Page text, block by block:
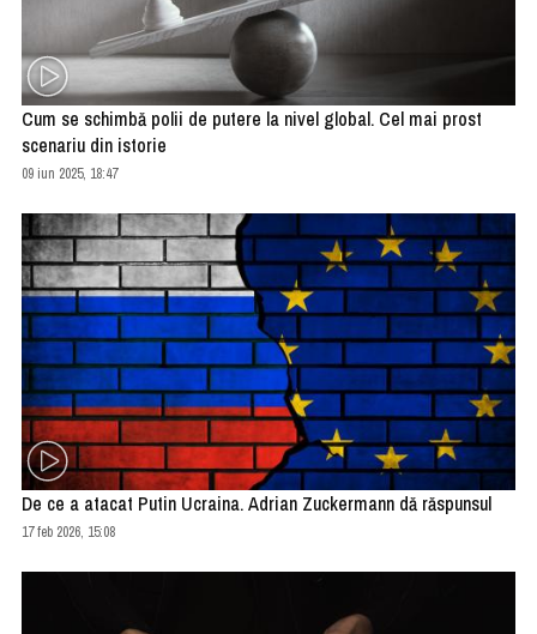
Cum se schimbă polii de putere la nivel global. Cel mai prost
scenariu din istorie
09 iun 2025, 18:47
De ce a atacat Putin Ucraina. Adrian Zuckermann dă răspunsul
17 feb 2026, 15:08